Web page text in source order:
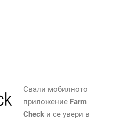
Свали мобилното
приложение Farm
Checkи се увери в